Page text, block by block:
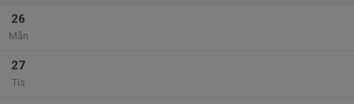
26
Mån
27
Tis